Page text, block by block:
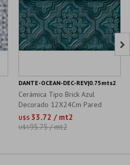
Cerámica Tipo Brick Azul
Decorado 12X24Cm Pared
U$S 33.72 / mt2
U$S95.75 / mt2
DANTE-OCEAN-DEC-REV|0.75mts2
